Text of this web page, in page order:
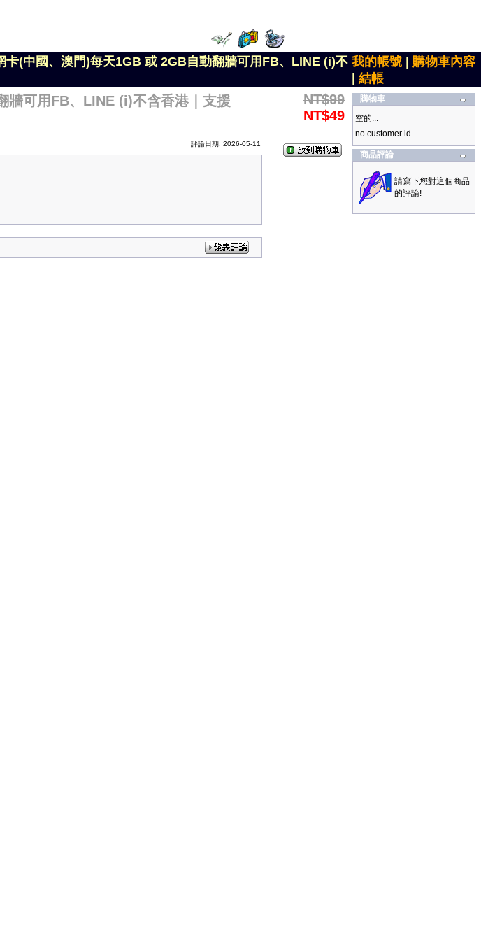
卡(中國、澳門)每天1GB 或 2GB自動翻牆可用FB、LINE (i)不 我的帳號
購物車內容
結帳
牆可用FB、LINE (i)不含香港｜支援
NT$99
NT$49
評論日期: 2026-05-11
購物車
空的...
no customer id
商品評論
請寫下您對這個商品
的評論!